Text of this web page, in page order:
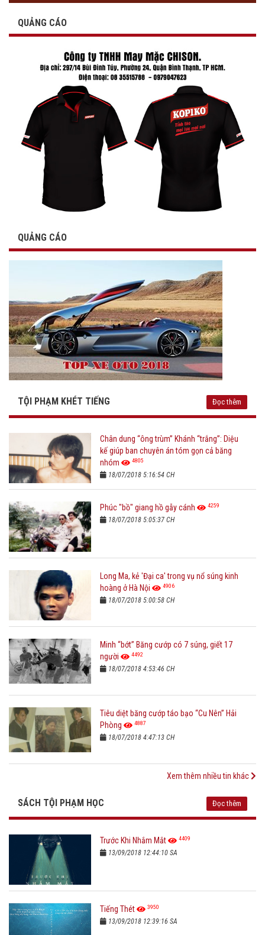
QUẢNG CÁO
QUẢNG CÁO
TỘI PHẠM KHÉT TIẾNG Đọc thêm
Chân dung “ông trùm” Khánh “trắng”: Diệu
kế giúp ban chuyên án tóm gọn cả băng
nhóm
4805
18/07/2018 5:16:54 CH
Phúc "bồ" giang hồ gẫy cánh 4259
18/07/2018 5:05:37 CH
Long Ma, kẻ 'Đại ca' trong vụ nổ súng kinh
hoàng ở Hà Nội
4906
18/07/2018 5:00:58 CH
Minh “bớt” Băng cướp có 7 súng, giết 17
người
4492
18/07/2018 4:53:46 CH
Tiêu diệt băng cướp táo bạo “Cu Nên” Hải
Phòng
4887
18/07/2018 4:47:13 CH
Xem thêm nhiều tin khác
SÁCH TỘI PHẠM HỌC Đọc thêm
Trước Khi Nhắm Mắt 4409
13/09/2018 12:44:10 SA
Tiếng Thét 3950
13/09/2018 12:39:16 SA